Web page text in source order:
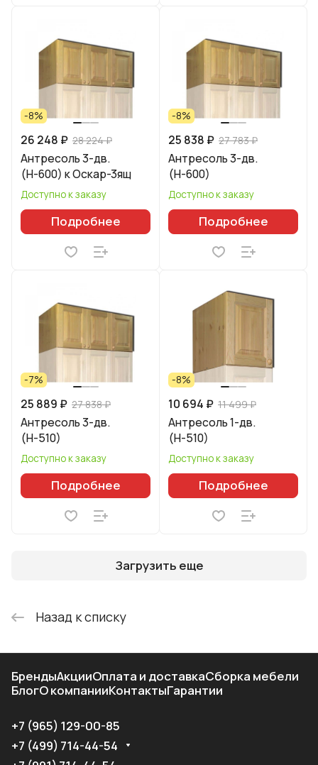
-8%
26 248 ₽ 28 224 ₽
Антресоль 3-дв.
(Н-600) к Оскар-3ящ
Доступно к заказу
Подробнее
-8%
25 838 ₽ 27 783 ₽
Антресоль 3-дв.
(Н-600)
Доступно к заказу
Подробнее
-7%
25 889 ₽ 27 838 ₽
Антресоль 3-дв.
(Н-510)
Доступно к заказу
Подробнее
-8%
10 694 ₽ 11 499 ₽
Антресоль 1-дв.
(Н-510)
Доступно к заказу
Подробнее
Загрузить еще
Назад к списку
БрендыАкцииОплата и доставкаСборка мебели
БлогО компанииКонтактыГарантии
+7 (965) 129-00-85
+7 (499) 714-44-54